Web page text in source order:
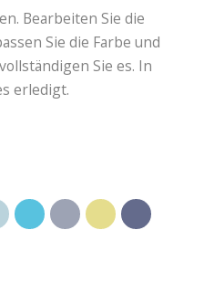
Bearbeiten Sie die
Sie die Farbe und
Sie es. In
erledigt.